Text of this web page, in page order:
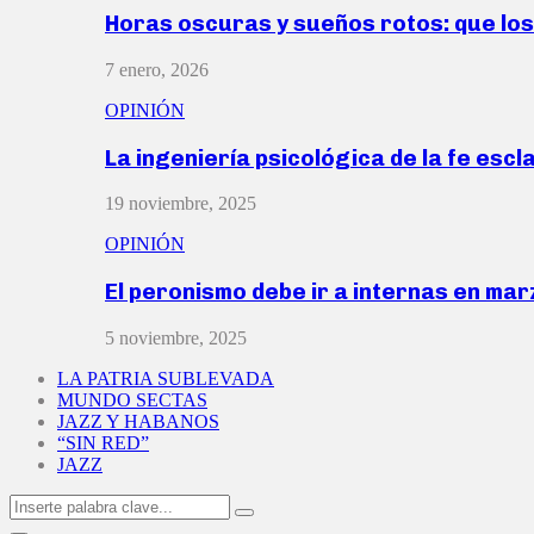
Horas oscuras y sueños rotos: que
7 enero, 2026
OPINIÓN
La ingeniería psicológica de la fe
19 noviembre, 2025
OPINIÓN
El peronismo debe ir a internas en
5 noviembre, 2025
LA PATRIA SUBLEVADA
MUNDO SECTAS
JAZZ Y HABANOS
“SIN RED”
JAZZ
Search
for:
Search